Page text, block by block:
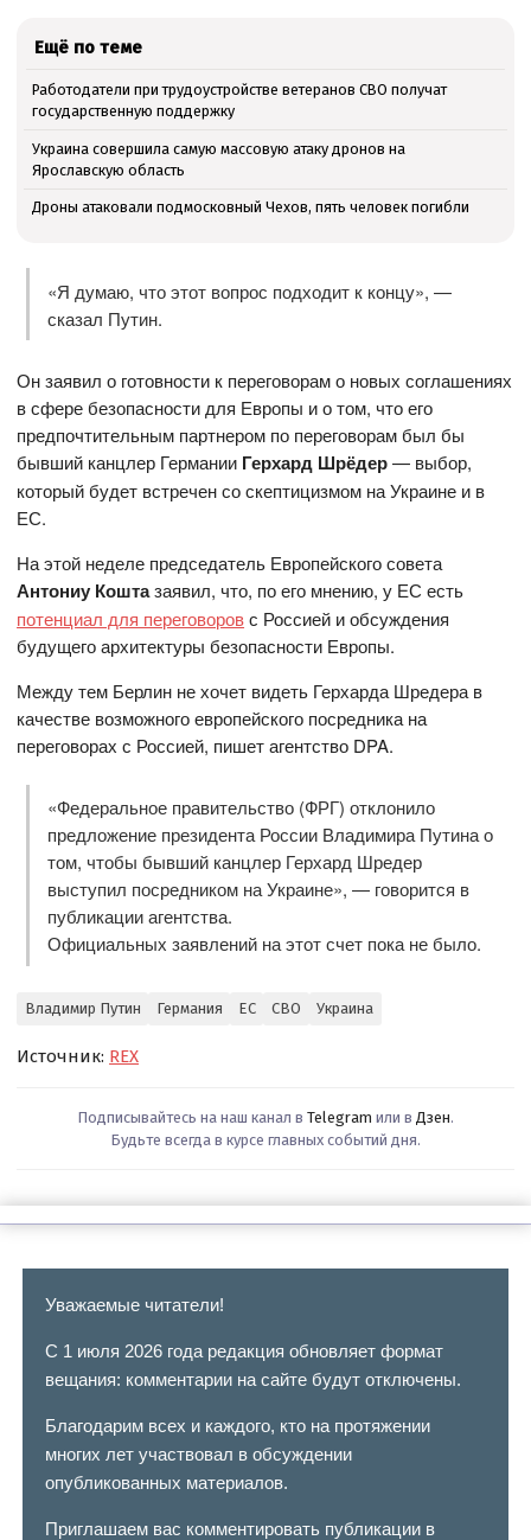
Ещё по теме
Работодатели при трудоустройстве ветеранов СВО получат
государственную поддержку
Украина совершила самую массовую атаку дронов на
Ярославскую область
Дроны атаковали подмосковный Чехов, пять человек погибли
«Я думаю, что этот вопрос подходит к концу», —
сказал Путин.
Он заявил о готовности к переговорам о новых соглашениях
в сфере безопасности для Европы и о том, что его
предпочтительным партнером по переговорам был бы
бывший канцлер Германии Герхард Шрёдер— выбор,
который будет встречен со скептицизмом на Украине и в
ЕС.
На этой неделе председатель Европейского совета
Антониу Коштазаявил, что, по его мнению, у ЕС есть
потенциал для переговоровс Россией и обсуждения
будущего архитектуры безопасности Европы.
Между тем Берлин не хочет видеть Герхарда Шредера в
качестве возможного европейского посредника на
переговорах с Россией, пишет агентство DPA.
«Федеральное правительство (ФРГ) отклонило
предложение президента России Владимира Путина о
том, чтобы бывший канцлер Герхард Шредер
выступил посредником на Украине», — говорится в
публикации агентства.
Официальных заявлений на этот счет пока не было.
Владимир Путин Германия ЕС СВО Украина
Источник: REX
Подписывайтесь на наш канал в Telegram или в Дзен.
Будьте всегда в курсе главных событий дня.
Уважаемые читатели!
С 1 июля 2026 года редакция обновляет формат
вещания: комментарии на сайте будут отключены.
Благодарим всех и каждого, кто на протяжении
многих лет участвовал в обсуждении
опубликованных материалов.
Приглашаем вас комментировать публикации в